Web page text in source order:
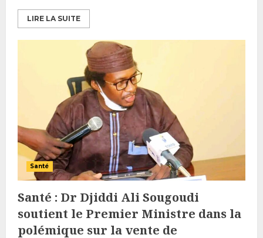
LIRE LA SUITE
Santé
Santé : Dr Djiddi Ali Sougoudi
soutient le Premier Ministre dans la
polémique sur la vente de